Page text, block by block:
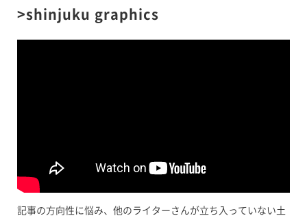
>shinjuku graphics
記事の方向性に悩み、他のライターさんが立ち入っていない土